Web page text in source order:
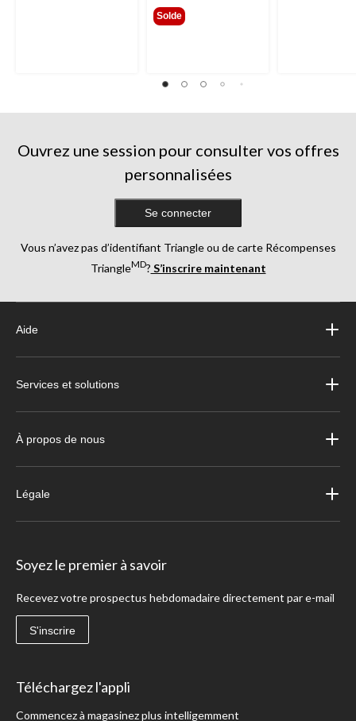
Solde
Ouvrez une session pour consulter vos offres
personnalisées
Se connecter
Vous n’avez pas d’identifiant Triangle ou de carte Récompenses
TriangleMD? S’inscrire maintenant
Aide
Services et solutions
À propos de nous
Légale
Soyez le premier à savoir
Recevez votre prospectus hebdomadaire directement par e-mail
S'inscrire
Téléchargez l'appli
Commencez à magasinez plus intelligemment